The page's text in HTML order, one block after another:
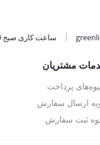
ساعت کاری صبح 9 الی 14- عصر 17 الی 22 به غیر از تعطیلات رسمی
مشتریان
پرداخت
ارسال سفارش
ثبت سفارش